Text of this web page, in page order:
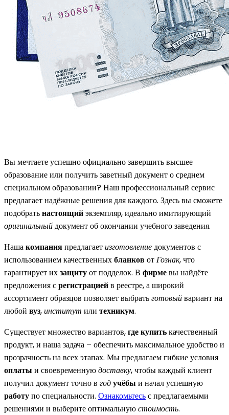
Вы мечтаете успешно официально завершить высшее
образование или получить заветный документ о среднем
специальном образовании? Наш профессиональный сервис
предлагает надёжные решения для каждого. Здесь вы сможете
подобратьнастоящийэкземпляр, идеально имитирующий
оригинальныйдокумент об окончании учебного заведения.
Нашакомпанияпредлагаетизготовлениедокументов с
использованием качественныхбланковотГознак, что
гарантирует ихзащитуот подделок. В фирмевы найдёте
предложения срегистрациейв реестре, а широкий
ассортимент образцов позволяет выбратьготовыйвариант на
любой вуз,институт или техникум.
Существует множество вариантов,где купитькачественный
продукт, и наша задача – обеспечить максимальное удобство и
прозрачность на всех этапах. Мы предлагаем гибкие условия
оплаты и своевременнуюдоставку, чтобы каждый клиент
получил документ точно в годучёбы и начал успешную
работупо специальности. Ознакомьтесьс предлагаемыми
решениями и выберите оптимальнуюстоимость.